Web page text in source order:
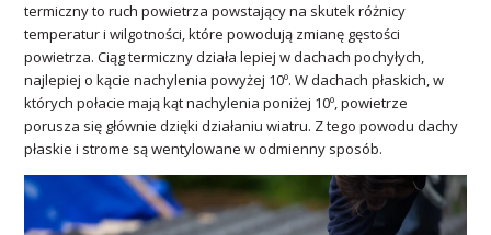
termiczny to ruch powietrza powstający na skutek różnicy
temperatur i wilgotności, które powodują zmianę gęstości
powietrza. Ciąg termiczny działa lepiej w dachach pochyłych,
najlepiej o kącie nachylenia powyżej 10º. W dachach płaskich, w
których połacie mają kąt nachylenia poniżej 10º, powietrze
porusza się głównie dzięki działaniu wiatru. Z tego powodu dachy
płaskie i strome są wentylowane w odmienny sposób.